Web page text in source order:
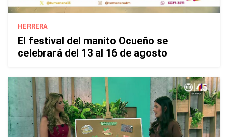
HERRERA
El festival del manito Ocueño se
celebrará del 13 al 16 de agosto